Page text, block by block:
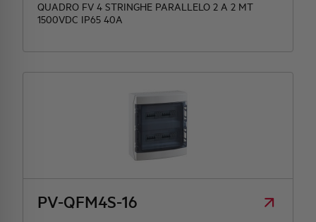
QUADRO FV 4 STRINGHE PARALLELO 2 A 2 MT
1500VDC IP65 40A
PV-QFM4S-16